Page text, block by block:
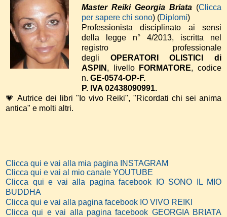
Master Reiki Georgia Briata(Clicca
per sapere chi sono) (Diplomi)
Professionista disciplinato ai sensi
della legge n° 4/2013, iscritta nel
registro professionale
degli OPERATORI OLISTICI di
ASPIN , livello FORMATORE, codice
n. GE-0574-OP-F.
P. IVA 02438090991.
💗 Autrice dei libri "Io vivo Reiki", "Ricordati chi sei anima
antica" e molti altri.
Clicca qui e vai alla mia pagina INSTAGRAM
Clicca qui e vai al mio canale YOUTUBE
Clicca qui e vai alla pagina facebook IO SONO IL MIO
BUDDHA
Clicca qui e vai alla pagina facebook IO VIVO REIKI
Clicca qui e vai alla pagina facebook GEORGIA BRIATA